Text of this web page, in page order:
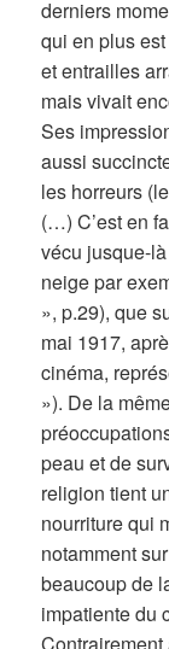
derniers
qui en plus
et entrailles
mais vivait
Ses
aussi
les horreurs
(…) C’est en
vécu jusque-
neige par
», p.29), que
mai 1917,
cinéma,
»). De la
peau et de
religion tient
nourriture qui
notamment
beaucoup de
impatiente du